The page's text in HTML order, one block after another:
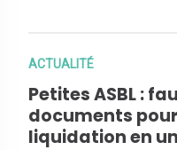
ACTUALITÉ
Petites ASBL :
documents
liquidation en